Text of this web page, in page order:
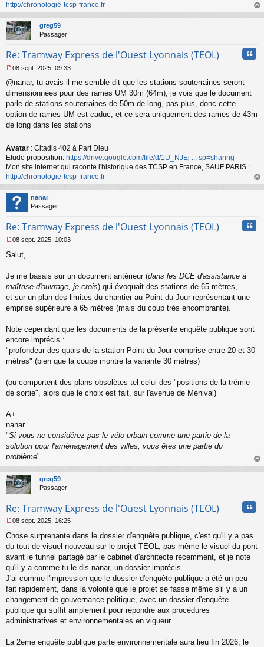
http://chronologie-tcsp-france.fr
au
greg59
Passager
Re: Tramway Express de l'Ouest Lyonnais (TEOL)
e
s
s
g
e
o
u
08 sept. 2025, 09:33
@nanar, tu avais il me semble dit que les stations souterraines seront
dimensionnées pour des rames UM 30m (64m), je vois que le document
parle de stations souterraines de 50m de long, pas plus, donc cette
option de rames UM est caduc, et ce sera uniquement des rames de 43m
de long dans les stations
Avatar : Citadis 402 à Part Dieu
Etude proposition: https://drive.google.com/file/d/1U_NJEj ... sp=sharing
Mon site internet qui raconte l'historique des TCSP en France, SAUF PARIS :
http://chronologie-tcsp-france.fr
au
nanar
Passager
Re: Tramway Express de l'Ouest Lyonnais (TEOL)
e
g
e
n
u
08 sept. 2025, 10:03
Salut,
Je me basais sur un document antérieur (dans les DCE d'assistance à
maîtrise d'ouvrage, je crois) qui évoquait des stations de 65 mètres,
et sur un plan des limites du chantier au Point du Jour représentant une
emprise supérieure à 65 mètres (mais du coup très encombrante).
Note cependant que les documents de la présente enquête publique sont
encore imprécis :
"profondeur des quais de la station Point du Jour comprise entre 20 et 30
mètres" (bien que la coupe montre la variante 30 mètres)
(ou comportent des plans obsolètes tel celui des "positions de la trémie
de sortie", alors que le choix est fait, sur l'avenue de Ménival)
A+
nanar
"Si vous ne considérez pas le vélo urbain comme une partie de la
solution pour l'aménagement des villes, vous êtes une partie du
problème".
au
greg59
Passager
Re: Tramway Express de l'Ouest Lyonnais (TEOL)
e
s
g
e
n
o
n
u
08 sept. 2025, 16:25
Chose surprenante dans le dossier d'enquête publique, c'est qu'il y a pas
du tout de visuel nouveau sur le projet TEOL, pas même le visuel du pont
avant le tunnel partagé par le cabinet d'architecte récemment, et je note
qu'il y a comme tu le dis nanar, un dossier imprécis
J'ai comme l'impression que le dossier d'enquête publique a été un peu
fait rapidement, dans la volonté que le projet se fasse même s'il y a un
changement de gouvernance politique, avec un dossier d'enquête
publique qui suffit amplement pour répondre aux procédures
administratives et environnementales en vigueur
La 2eme enquête publique parte environnementale aura lieu fin 2026, le